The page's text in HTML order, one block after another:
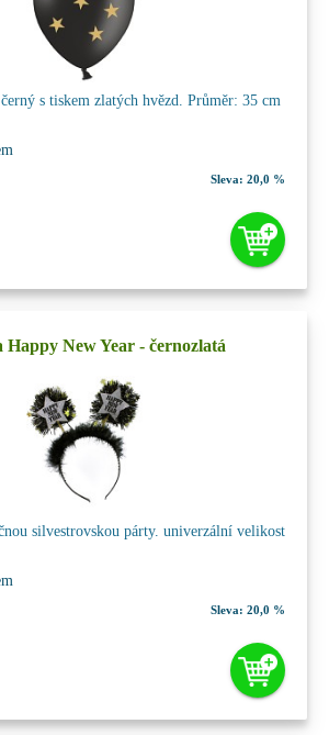
s tiskem zlatých hvězd. Průměr: 35 cm
Sleva: 20,0 %
Happy New Year - černozlatá
silvestrovskou párty. univerzální velikost
Sleva: 20,0 %